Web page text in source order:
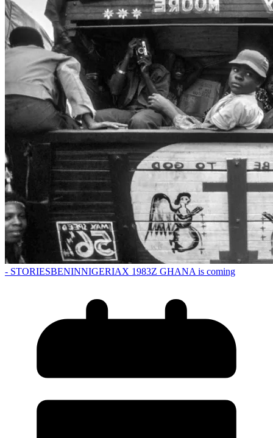
- STORIESBENINNIGERIAX 1983Z GHANA is coming